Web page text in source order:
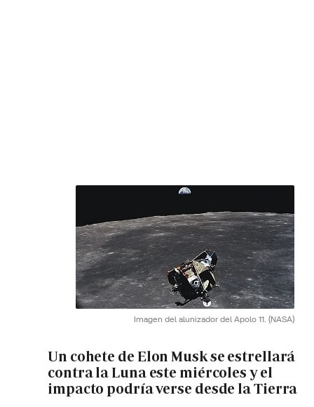
Imagen del alunizador del Apolo 11. (NASA)
Un cohete de Elon Musk se estrellará
contra la Luna este miércoles y el
impacto podría verse desde la Tierra